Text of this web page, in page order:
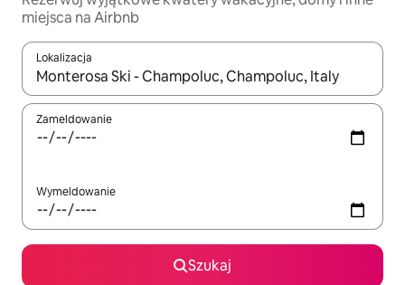
miejsca na Airbnb
Lokalizacja
Gdy wyniki będą dostępne, możesz poruszać się po nich za
Zameldowanie
Wymeldowanie
Szukaj